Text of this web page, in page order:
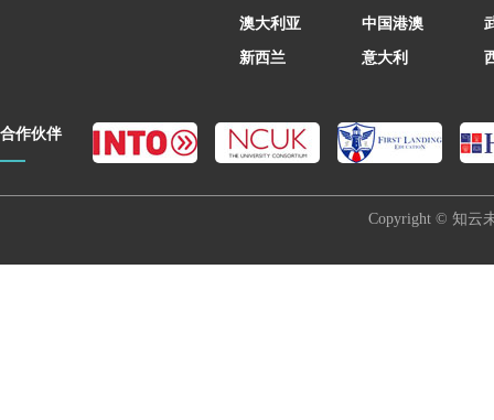
澳大利亚
新西兰
中国港澳
意大利
合作伙伴
Copyright © 知云